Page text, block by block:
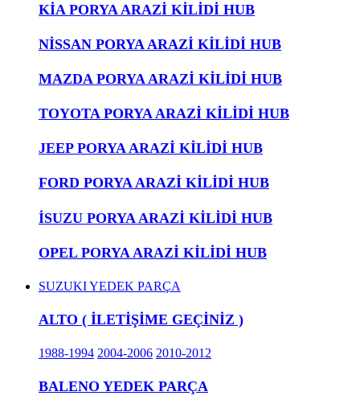
KİA PORYA ARAZİ KİLİDİ HUB
NİSSAN PORYA ARAZİ KİLİDİ HUB
MAZDA PORYA ARAZİ KİLİDİ HUB
TOYOTA PORYA ARAZİ KİLİDİ HUB
JEEP PORYA ARAZİ KİLİDİ HUB
FORD PORYA ARAZİ KİLİDİ HUB
İSUZU PORYA ARAZİ KİLİDİ HUB
OPEL PORYA ARAZİ KİLİDİ HUB
SUZUKI YEDEK PARÇA
ALTO ( İLETİŞİME GEÇİNİZ )
1988-1994 2004-2006 2010-2012
BALENO YEDEK PARÇA